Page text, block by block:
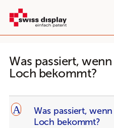
Inhalt
springen
Was passiert,
Loch bekommt?
A
Was passiert,
Loch bekommt?